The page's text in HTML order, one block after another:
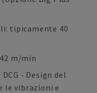
tipicamente 40
m/min
- Design del
le vibrazioni e